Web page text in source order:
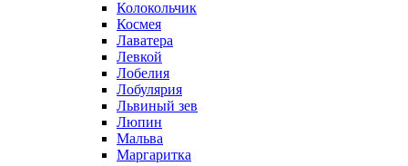
Колокольчик
Космея
Лаватера
Левкой
Лобелия
Лобулярия
Львиный зев
Люпин
Мальва
Маргаритка